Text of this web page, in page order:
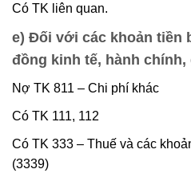
Có TK liên quan.
e) Đối với các khoản tiền
đồng kinh tế, hành chính,
Nợ TK 811 – Chi phí khác
Có TK 111, 112
Có TK 333 – Thuế và các
(3339)